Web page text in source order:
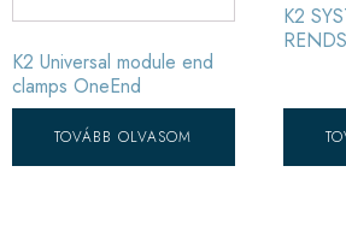
K2 Universal module end
clamps OneEnd
TOVÁBB OLVASOM
K2